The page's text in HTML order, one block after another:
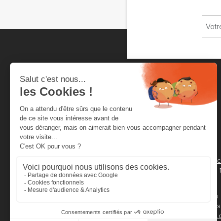
Chambre neuchâteloise
du commerce et de l'industrie
2001 Neuchâtel
032 727 24
13h30 - 16h30
Service des
légalisations